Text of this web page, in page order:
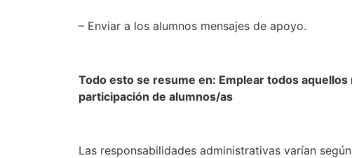
– Enviar a los alumnos mensajes de apoyo.
Todo esto se resume en: Emplear todos
participación de alumnos/as
Las responsabilidades administrativas varían